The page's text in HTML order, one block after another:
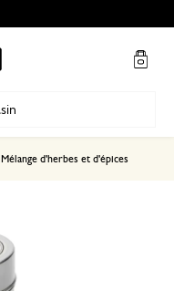
Mélange d'herbes et d'épices